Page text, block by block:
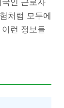
인 근로자
처럼 모두에
런 정보들